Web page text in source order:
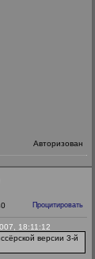
Авторизован
Процитировать
18:11:12
версии 3-й